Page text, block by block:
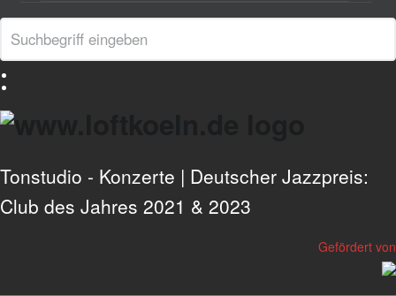
Search
Search
Tonstudio - Konzerte | Deutscher Jazzpreis:
Club des Jahres 2021 & 2023
Gefördert von